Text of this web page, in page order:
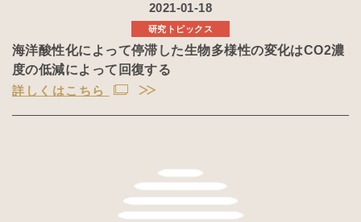
2021-01-18
研究トピックス
海洋酸性化によって停滞した生物多様性の変化はCO2濃
度の低減によって回復する
詳しくはこちら